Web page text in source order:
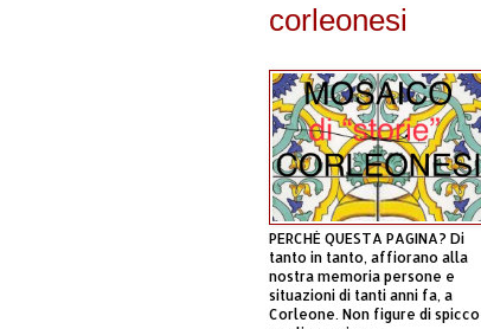
corleonesi
PERCHÈ QUESTA PAGINA? Di
tanto in tanto, affiorano alla
nostra memoria persone e
situazioni di tanti anni fa, a
Corleone. Non figure di spicco